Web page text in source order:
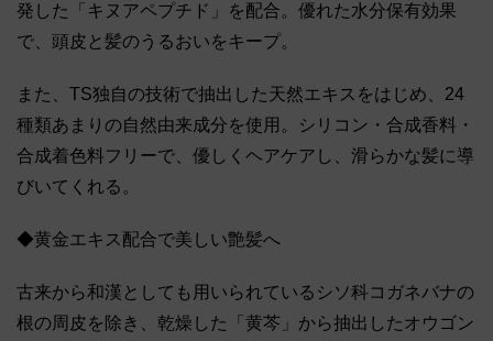
発した「キヌアペプチド」を配合。優れた水分保有効果
で、頭皮と髪のうるおいをキープ。
また、TS独自の技術で抽出した天然エキスをはじめ、24
種類あまりの自然由来成分を使用。シリコン・合成香料・
合成着色料フリーで、優しくヘアケアし、滑らかな髪に導
びいてくれる。
◆黄金エキス配合で美しい艶髪へ
古来から和漢としても用いられているシソ科コガネバナの
根の周皮を除き、乾燥した「黄芩」から抽出したオウゴン